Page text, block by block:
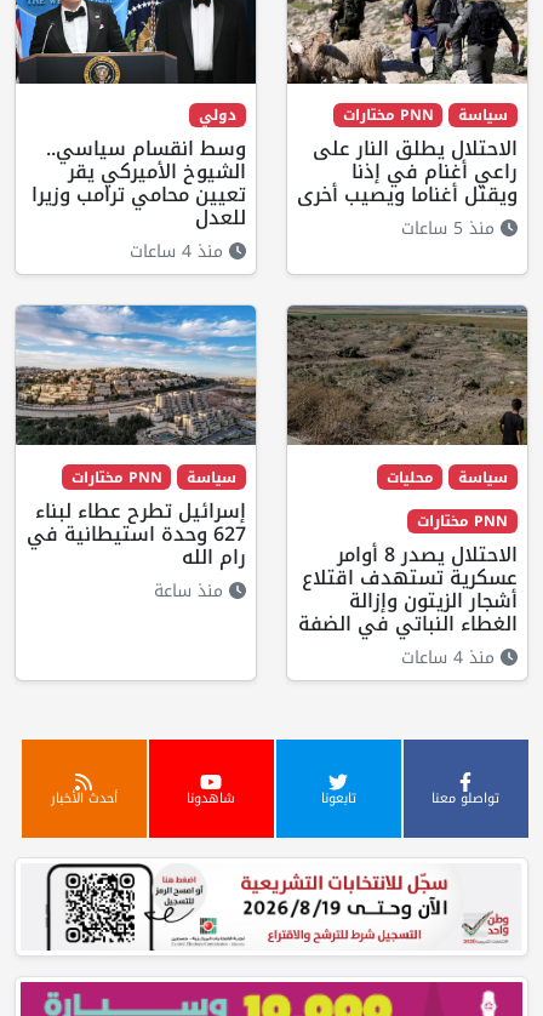
سياسة PNN مختارات
الاحتلال يطلق النار على
راعي أغنام في إذنا
ويقتل أغناما ويصيب أخرى
منذ 5 ساعات
دولي
وسط انقسام سياسي..
الشيوخ الأميركي يقر
تعيين محامي ترامب وزيرا
للعدل
منذ 4 ساعات
سياسة
محليات
PNN مختارات
الاحتلال يصدر 8 أوامر
عسكرية تستهدف اقتلاع
أشجار الزيتون وإزالة
الغطاء النباتي في الضفة
منذ 4 ساعات
سياسة PNN مختارات
إسرائيل تطرح عطاء لبناء
627 وحدة استيطانية في
رام الله
منذ ساعة
تواصلو معنا تابعونا شاهدونا أحدث الأخبار